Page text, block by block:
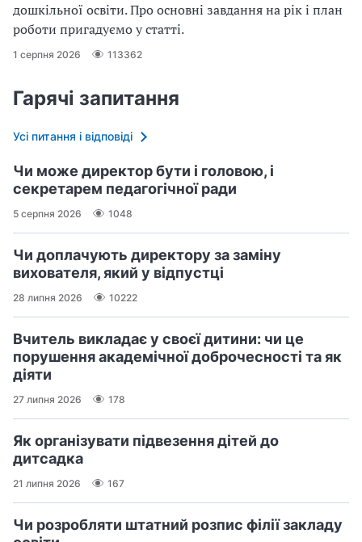
дошкільної освіти. Про основні завдання на рік і план
роботи пригадуємо у статті.
1 серпня 2026 113362
Гарячі запитання
Усі питання і відповіді
Чи може директор бути і головою, і
секретарем педагогічної ради
5 серпня 2026 1048
Чи доплачують директору за заміну
вихователя, який у відпустці
28 липня 2026 10222
Вчитель викладає у своєї дитини: чи це
порушення академічної доброчесності та як
діяти
27 липня 2026 178
Як організувати підвезення дітей до
дитсадка
21 липня 2026 167
Чи розробляти штатний розпис філії закладу